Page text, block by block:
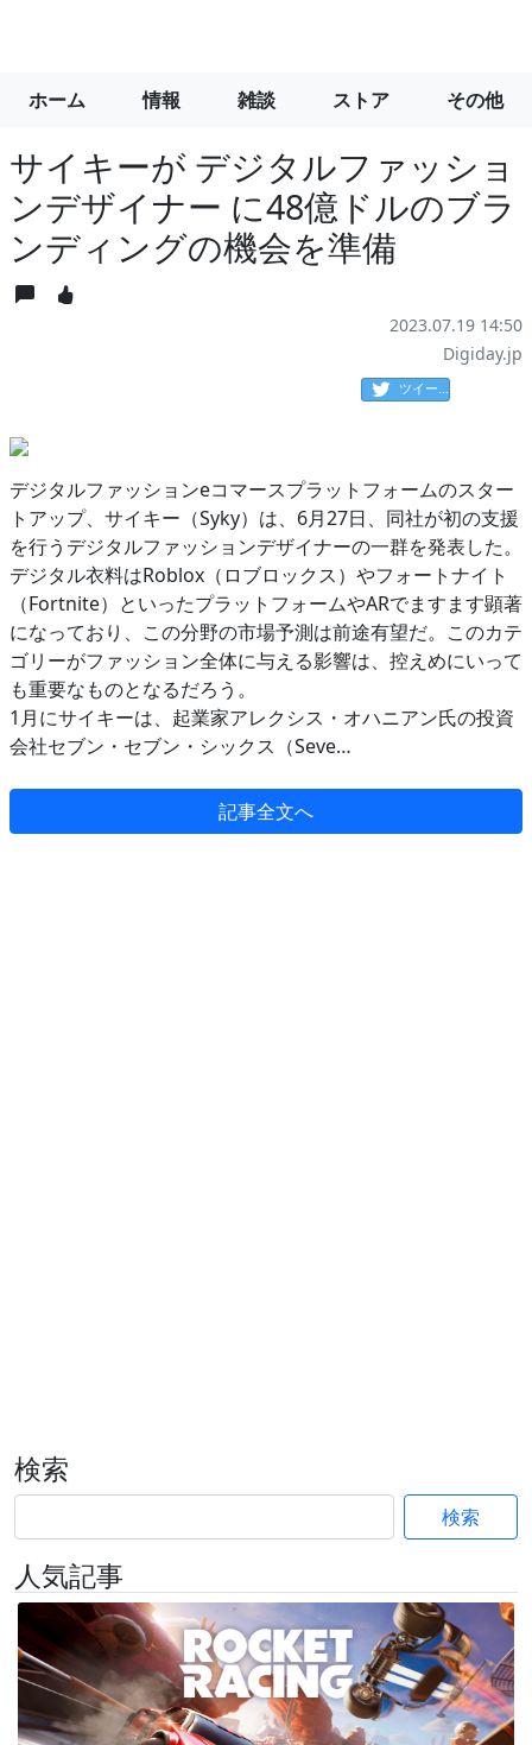
ホーム 情報 雑談 ストア その他
サイキーが デジタルファッショ
ンデザイナー に48億ドルのブラ
ンディングの機会を準備
2023.07.19 14:50
Digiday.jp
ツイート
デジタルファッションeコマースプラットフォームのスター
トアップ、サイキー（Syky）は、6月27日、同社が初の支援
を行うデジタルファッションデザイナーの一群を発表した。
デジタル衣料はRoblox（ロブロックス）やフォートナイト
（Fortnite）といったプラットフォームやARでますます顕著
になっており、この分野の市場予測は前途有望だ。このカテ
ゴリーがファッション全体に与える影響は、控えめにいって
も重要なものとなるだろう。
1月にサイキーは、起業家アレクシス・オハニアン氏の投資
会社セブン・セブン・シックス（Seve…
記事全文へ
検索
検索
人気記事